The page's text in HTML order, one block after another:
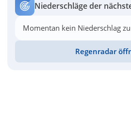
Niederschläge der
Momentan kein Niederschlag
Regenradar